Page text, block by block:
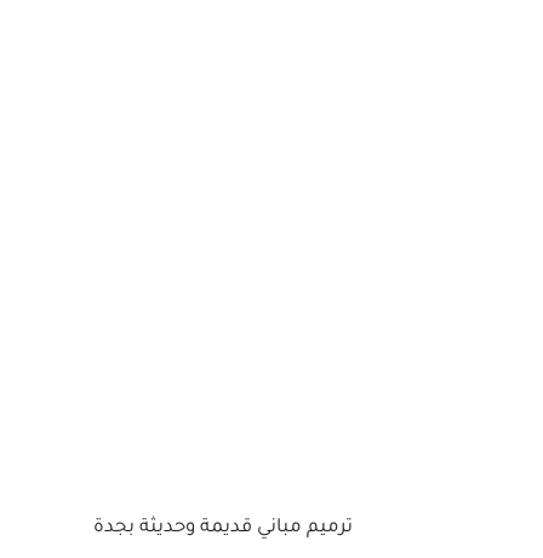
ترميم مباني قديمة وحديثة بجدة